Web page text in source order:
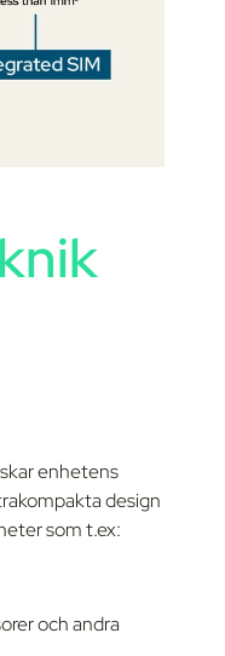
enhetens
design
som t.ex:
och andra